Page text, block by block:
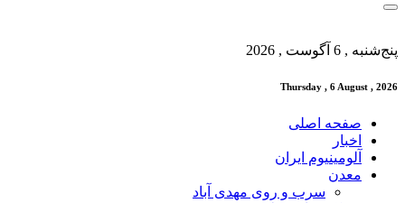
پنج‌شنبه , 6 آگوست , 2026
Thursday , 6 August , 2026
صفحه اصلی
اخبار
آلومینیوم ایران
معدن
سرب و روی مهدی آباد